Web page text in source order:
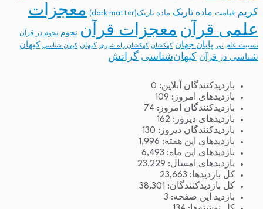
کریم قیامت ماده تاریک ماده تاریک(dark matter)
معجزات
علمی قرآن معجزات قرآن نجوم نجوم در قرآن
نسبیت عام نور پایان جهان کهکشان کهکشان راه شیری کیهان کیهان شناسی
کیهان
شناسی در قرآن
کیهان‌شناسی گرانش
بازدیدکنندگان آنلاین: 0
بازدیدهای امروز: 109
بازدیدکنندگان امروز: 74
بازدیدهای دیروز: 162
بازدیدکنندگان دیروز: 130
بازدیدهای این هفته: 1,996
بازدیدهای این ماه: 6,493
بازدیدهای امسال: 23,229
کل بازدیدها: 23,663
کل بازدیدکنند‌گان: 38,301
بازدید این صفحه: 3